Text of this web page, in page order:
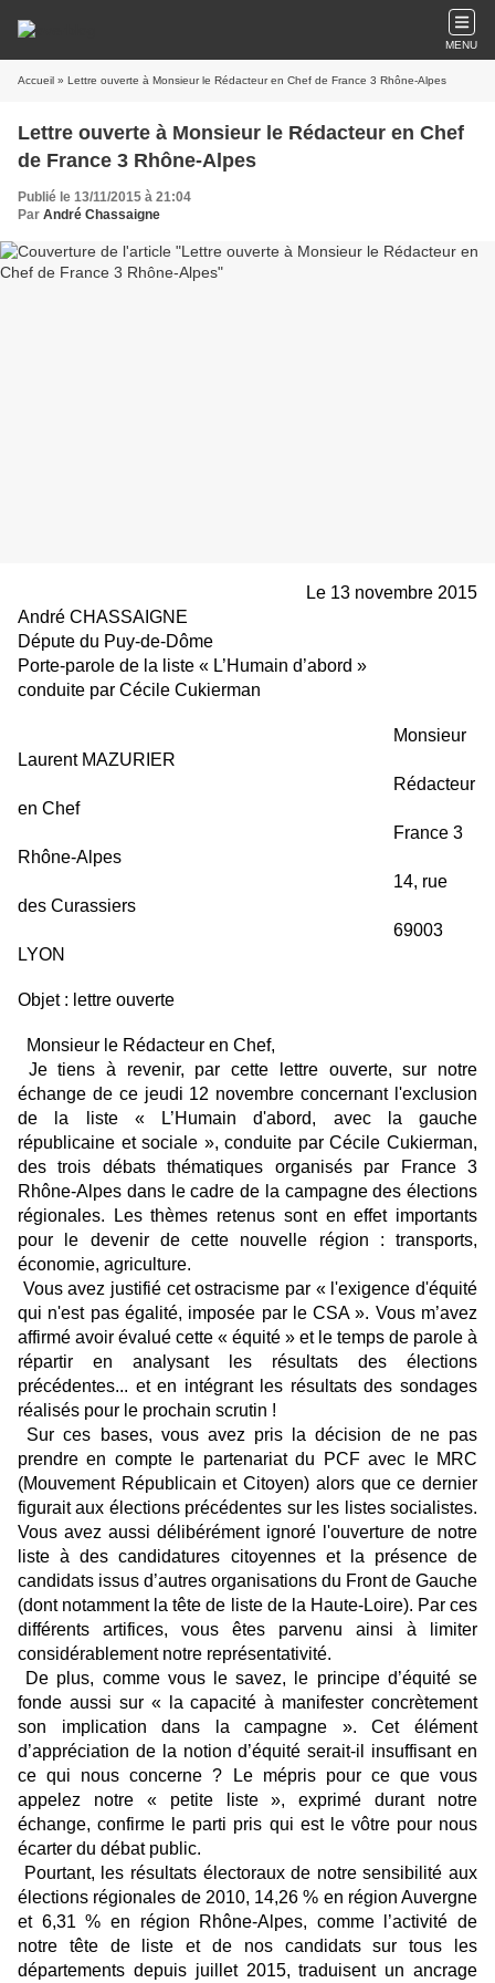
MENU
Accueil » Lettre ouverte à Monsieur le Rédacteur en Chef de France 3 Rhône-Alpes
Lettre ouverte à Monsieur le Rédacteur en Chef
de France 3 Rhône-Alpes
Publié le 13/11/2015 à 21:04
Par André Chassaigne
Le 13 novembre 2015
André CHASSAIGNE
Députe du Puy-de-Dôme
Porte-parole de la liste « L’Humain d’abord »
conduite par Cécile Cukierman
Monsieur
Laurent MAZURIER
Rédacteur
en Chef
France 3
Rhône-Alpes
14, rue
des Curassiers
69003
LYON
Objet : lettre ouverte
Monsieur le Rédacteur en Chef,
Je tiens à revenir, par cette lettre ouverte, sur notre
échange de ce jeudi 12 novembre concernant l'exclusion
de la liste « L’Humain d'abord, avec la gauche
républicaine et sociale », conduite par Cécile Cukierman,
des trois débats thématiques organisés par France 3
Rhône-Alpes dans le cadre de la campagne des élections
régionales. Les thèmes retenus sont en effet importants
pour le devenir de cette nouvelle région : transports,
économie, agriculture.
Vous avez justifié cet ostracisme par « l'exigence d'équité
qui n'est pas égalité, imposée par le CSA ». Vous m’avez
affirmé avoir évalué cette « équité » et le temps de parole à
répartir en analysant les résultats des élections
précédentes... et en intégrant les résultats des sondages
réalisés pour le prochain scrutin !
Sur ces bases, vous avez pris la décision de ne pas
prendre en compte le partenariat du PCF avec le MRC
(Mouvement Républicain et Citoyen) alors que ce dernier
figurait aux élections précédentes sur les listes socialistes.
Vous avez aussi délibérément ignoré l'ouverture de notre
liste à des candidatures citoyennes et la présence de
candidats issus d’autres organisations du Front de Gauche
(dont notamment la tête de liste de la Haute-Loire). Par ces
différents artifices, vous êtes parvenu ainsi à limiter
considérablement notre représentativité.
De plus, comme vous le savez, le principe d’équité se
fonde aussi sur « la capacité à manifester concrètement
son implication dans la campagne ». Cet élément
d’appréciation de la notion d’équité serait-il insuffisant en
ce qui nous concerne ? Le mépris pour ce que vous
appelez notre « petite liste », exprimé durant notre
échange, confirme le parti pris qui est le vôtre pour nous
écarter du débat public.
Pourtant, les résultats électoraux de notre sensibilité aux
élections régionales de 2010, 14,26 % en région Auvergne
et 6,31 % en région Rhône-Alpes, comme l’activité de
notre tête de liste et de nos candidats sur tous les
départements depuis juillet 2015, traduisent un ancrage